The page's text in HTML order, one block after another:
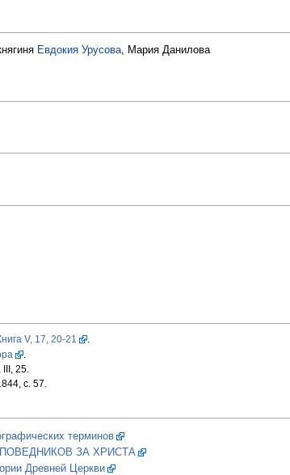
Евдокия Урусова, Мария Данилова
V, 17, 20-21
.
.
25.
с. 57.
терминов
ЗА ХРИСТА
Древней Церкви